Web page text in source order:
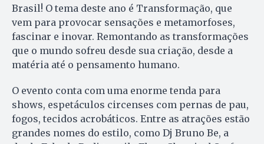
Brasil! O tema deste ano é Transformação, que
vem para provocar sensações e metamorfoses,
fascinar e inovar. Remontando as transformações
que o mundo sofreu desde sua criação, desde a
matéria até o pensamento humano.
O evento conta com uma enorme tenda para
shows, espetáculos circenses com pernas de pau,
fogos, tecidos acrobáticos. Entre as atrações estão
grandes nomes do estilo, como Dj Bruno Be, a